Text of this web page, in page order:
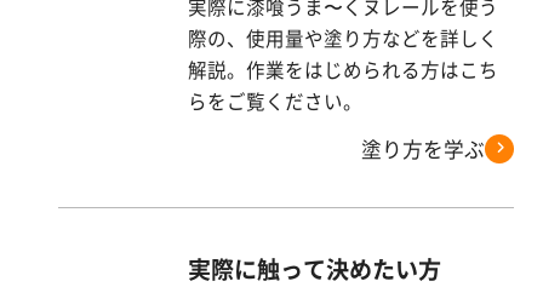
実際に漆喰うま〜くヌレールを使う
際の、使用量や塗り方などを詳しく
解説。作業をはじめられる方はこち
らをご覧ください。
塗り方を学ぶ
実際に触って決めたい方